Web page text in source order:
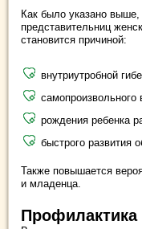
Как было указано выше,
представительниц
становится причиной:
внутриутробной
рождения ребенка
быстрого развития
Также повышается
и младенца.
Профилактика